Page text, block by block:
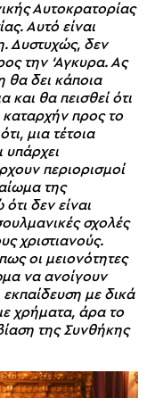
Αυτοκρατορίας
Αυτό είναι
Δυστυχώς, δεν
την ‘Αγκυρα. Ας
θα δει κάποια
και θα πεισθεί ότι
καταρχήν προς το
μια τέτοια
υπάρχει
περιορισμοί
της
δεν είναι
σχολές
χριστιανούς.
οι μειονότητες
να ανοίγουν
με δικά
χρήματα, άρα το
της Συνθήκης